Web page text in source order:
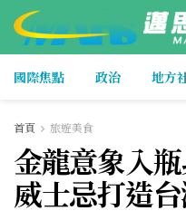
國際焦點 政治 地方
首頁 旅遊美食
金龍意象入
威士忌打造